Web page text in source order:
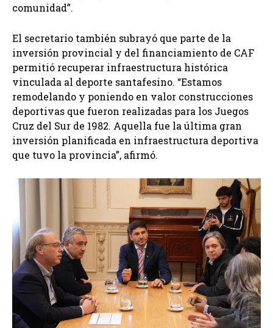
comunidad”.
El secretario también subrayó que parte de la
inversión provincial y del financiamiento de CAF
permitió recuperar infraestructura histórica
vinculada al deporte santafesino. “Estamos
remodelando y poniendo en valor construcciones
deportivas que fueron realizadas para los Juegos
Cruz del Sur de 1982. Aquella fue la última gran
inversión planificada en infraestructura deportiva
que tuvo la provincia”, afirmó.